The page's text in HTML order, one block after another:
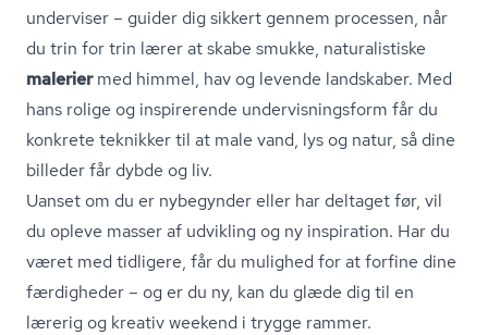
underviser – guider dig sikkert gennem processen, når
du trin for trin lærer at skabe smukke, naturalistiske
maleriermed himmel, hav og levende landskaber. Med
hans rolige og inspirerende un­der­vis­nings­form får du
konkrete teknikker til at male vand, lys og natur, så dine
billeder får dybde og liv.
Uanset om du er nybegynder eller har deltaget før, vil
du opleve masser af udvikling og ny inspiration. Har du
været med tidligere, får du mulighed for at forfine dine
færdigheder – og er du ny, kan du glæde dig til en
lærerig og kreativ weekend i trygge rammer.